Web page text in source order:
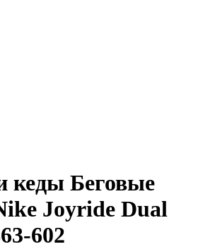
кеды Беговые
Joyride Dual
602